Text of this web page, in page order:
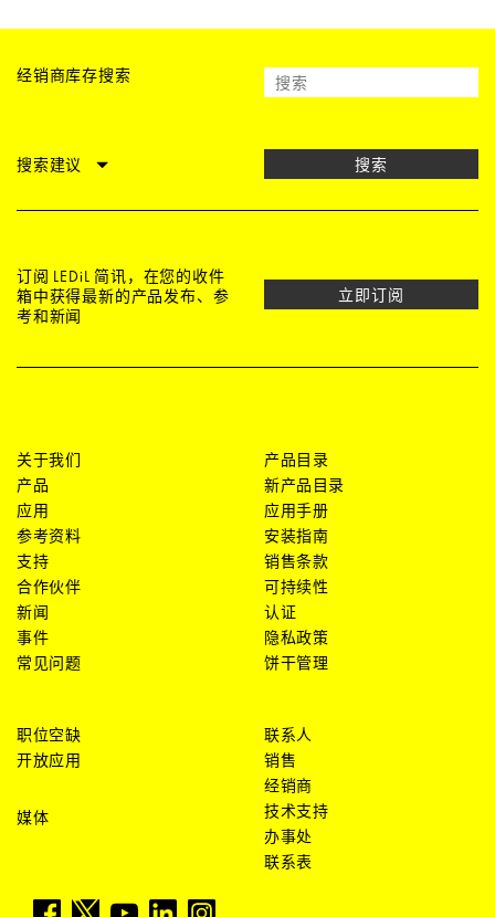
经销商库存搜索
搜索建议 搜索
订阅 LEDiL 简讯，在您的收件
箱中获得最新的产品发布、参
考和新闻
立即订阅
关于我们
产品
应用
参考资料
支持
合作伙伴
新闻
事件
常见问题
产品目录
新产品目录
应用手册
安装指南
销售条款
可持续性
认证
隐私政策
饼干管理
职位空缺
开放应用
媒体
联系人
销售
经销商
技术支持
办事处
联系表